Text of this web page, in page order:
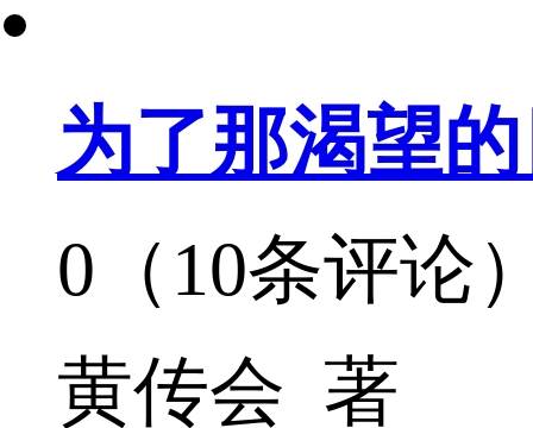
为了那渴望
0（10条评论
黄传会 著